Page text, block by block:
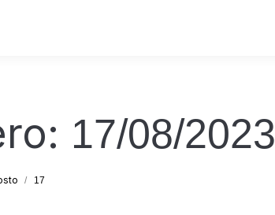
17/08/2023
17